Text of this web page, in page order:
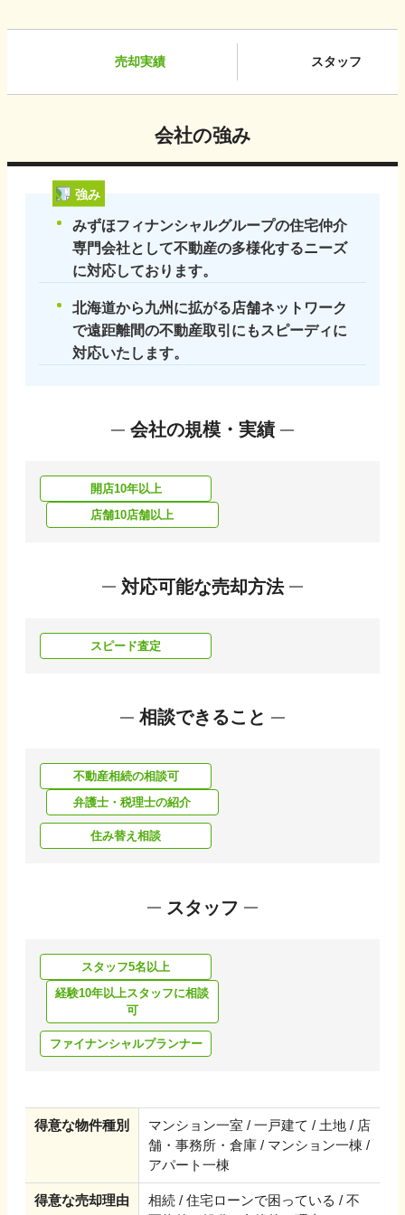
売却実績 スタッフ
会社の強み
強み
みずほフィナンシャルグループの住宅仲介
専門会社として不動産の多様化するニーズ
に対応しております。
北海道から九州に拡がる店舗ネットワーク
で遠距離間の不動産取引にもスピーディに
対応いたします。
会社の規模・実績
開店10年以上
店舗10店舗以上
対応可能な売却方法
スピード査定
相談できること
不動産相続の相談可
弁護士・税理士の紹介
住み替え相談
スタッフ
スタッフ5名以上
経験10年以上スタッフに相談
可
ファイナンシャルプランナー
得意な物件種別
マンション一室 / 一戸建て / 土地 / 店
舗・事務所・倉庫 / マンション一棟 /
アパート一棟
得意な売却理由
相続 / 住宅ローンで困っている / 不